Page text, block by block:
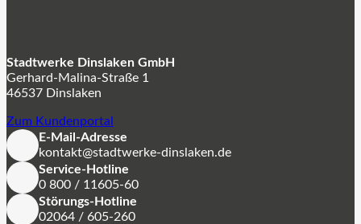
Stadtwerke Dinslaken GmbH
Gerhard-Malina-Straße 1
46537 Dinslaken
Zum Kundenportal
E-Mail-Adresse
kontakt@stadtwerke-dinslaken.de
Service-Hotline
0 800 / 11605-60
Störungs-Hotline
02064 / 605-260